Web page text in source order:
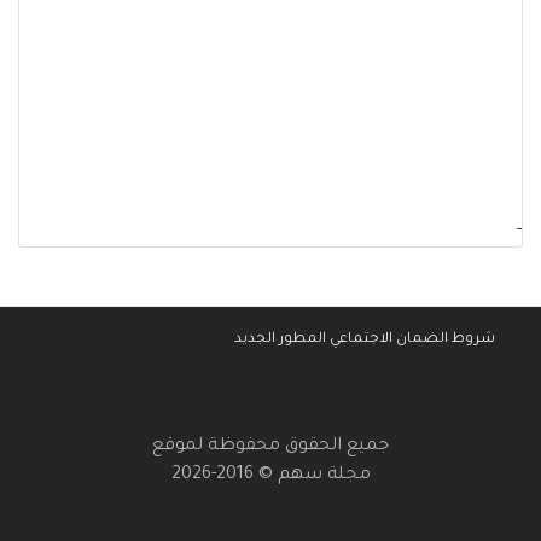
-
شروط الضمان الاجتماعي المطور الجديد
جميع الحقوق محفوظة لموقع
مجلة سهم © 2016-2026